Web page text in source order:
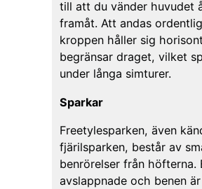
till att du vänder huvudet
framåt. Att andas
kroppen håller sig
begränsar draget, vilket
under långa simturer.
Sparkar
Freetylesparken, även
fjärilsparken, består av
benrörelser från höfterna.
avslappnade och benen